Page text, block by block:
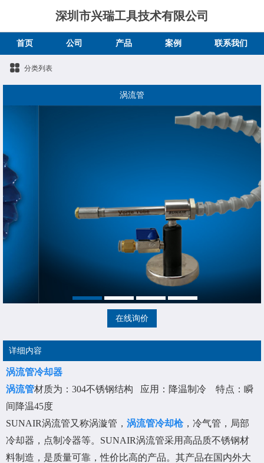
深圳市兴瑞工具技术有限公司
首页 公司 产品 案例 联系我们
分类列表
涡流管
在线询价
详细内容
涡流管冷却器
涡流管材质为：304不锈钢结构 应用：降温制冷 特点：瞬
间降温45度
SUNAIR涡流管又称涡漩管， 涡流管冷却枪，冷气管，局部
冷却器，点制冷器等。SUNAIR涡流管采用高品质不锈钢材
料制造，是质量可靠，性价比高的产品。其产品在国内外大